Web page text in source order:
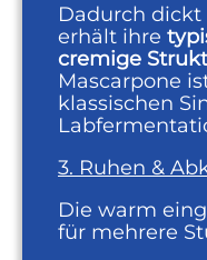
Dadurch dickt
erhält ihre
cremige
Mascarpone
klassischen
3. Ruhen &
Die warm
für mehrere